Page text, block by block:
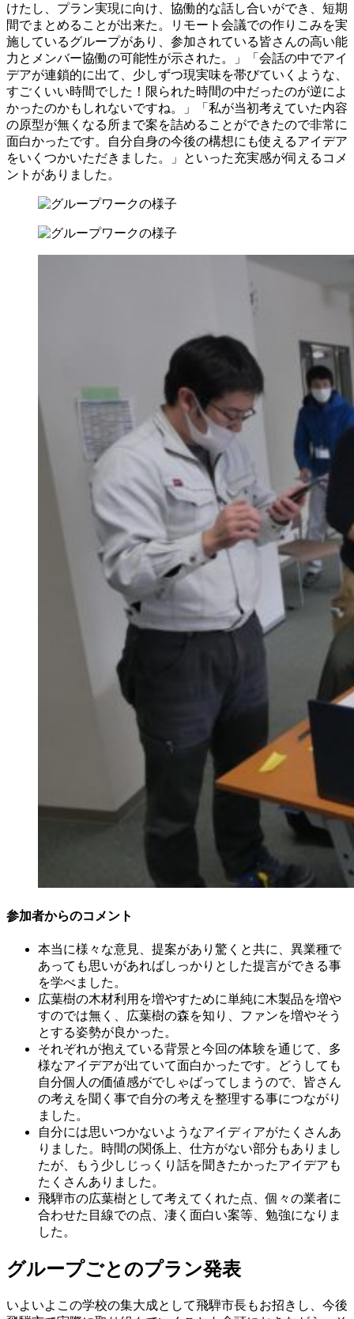
けたし、プラン実現に向け、協働的な話し合いができ、短期
間でまとめることが出来た。リモート会議での作りこみを実
施しているグループがあり、参加されている皆さんの高い能
力とメンバー協働の可能性が示された。」「会話の中でアイ
デアが連鎖的に出て、少しずつ現実味を帯びていくような、
すごくいい時間でした！限られた時間の中だったのが逆によ
かったのかもしれないですね。」「私が当初考えていた内容
の原型が無くなる所まで案を詰めることができたので非常に
面白かったです。自分自身の今後の構想にも使えるアイデア
をいくつかいただきました。」といった充実感が伺えるコメ
ントがありました。
参加者からのコメント
本当に様々な意見、提案があり驚くと共に、異業種で
あっても思いがあればしっかりとした提言ができる事
を学べました。
広葉樹の木材利用を増やすために単純に木製品を増や
すのでは無く、広葉樹の森を知り、ファンを増やそう
とする姿勢が良かった。
それぞれが抱えている背景と今回の体験を通じて、多
様なアイデアが出ていて面白かったです。どうしても
自分個人の価値感がでしゃばってしまうので、皆さん
の考えを聞く事で自分の考えを整理する事につながり
ました。
自分には思いつかないようなアイディアがたくさんあ
りました。時間の関係上、仕方がない部分もありまし
たが、もう少しじっくり話を聞きたかったアイデアも
たくさんありました。
飛騨市の広葉樹として考えてくれた点、個々の業者に
合わせた目線での点、凄く面白い案等、勉強になりま
した。
グループごとのプラン発表
いよいよこの学校の集大成として飛騨市長もお招きし、今後